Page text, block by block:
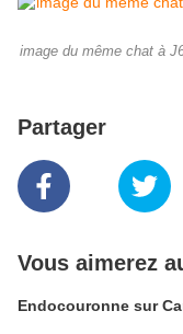
image du même chat à
Partager
Vous aimerez
Endocouronne sur